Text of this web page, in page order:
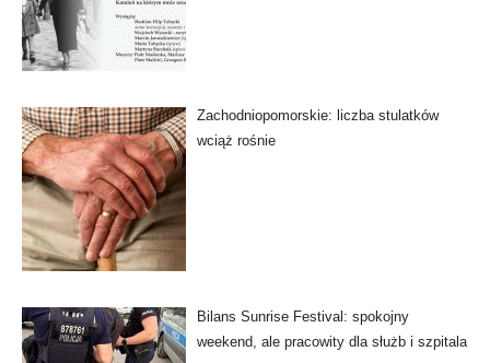
Zachodniopomorskie: liczba stulatków
wciąż rośnie
Bilans Sunrise Festival: spokojny
weekend, ale pracowity dla służb i szpitala